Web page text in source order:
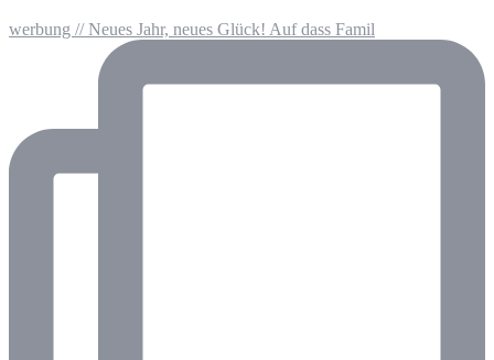
werbung // Neues Jahr, neues Glück! Auf dass Famil